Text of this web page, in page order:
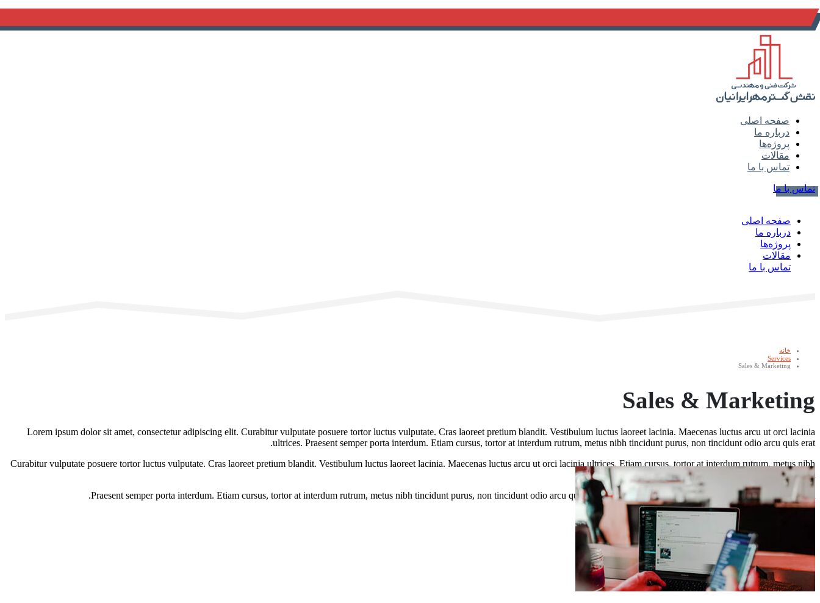
صفحه اصلی
درباره ما
پروژه‌ها
مقالات
تماس با ما
تماس با ما
صفحه اصلی
درباره ما
پروژه‌ها
مقالات
تماس با ما
خانه
Services
Sales & Marketing
Sales & Marketing
Lorem ipsum dolor sit amet, consectetur adipiscing elit. Curabitur vulputate posuere tortor luctus vulputate. Cras laoreet pretium blandit. Vestibulum luctus laoreet lacinia. Maecenas luctus arcu ut orci lacinia
ultrices. Praesent semper porta interdum. Etiam cursus, tortor at interdum rutrum, metus nibh tincidunt purus, non tincidunt odio arcu quis erat.
Curabitur vulputate posuere tortor luctus vulputate. Cras laoreet pretium blandit. Vestibulum luctus laoreet lacinia. Maecenas luctus arcu ut orci lacinia ultrices. Etiam cursus, tortor at interdum rutrum, metus nibh
tincidunt purus, non tincidunt odio arcu quis erat.
Praesent semper porta interdum. Etiam cursus, tortor at interdum rutrum, metus nibh tincidunt purus, non tincidunt odio arcu quis erat. Lorem ipsum dolor sit amet, consectetur adipiscing elit.